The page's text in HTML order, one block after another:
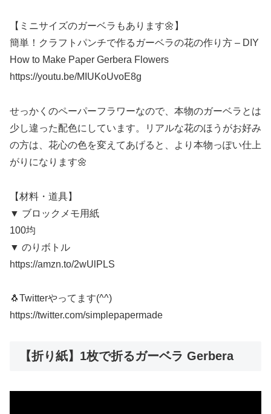
【ミニサイズのガーベラもあります🌼】
簡単！クラフトパンチで作るガーベラの花の作り方 – DIY
How to Make Paper Gerbera Flowers
https://youtu.be/MIUKoUvoE8g
せっかくのペーパーフラワーなので、本物のガーベラとは
少し違った配色にしています。リアルな花のほうがお好み
の方は、花心の色を変えてあげると、より本物っぽい仕上
がりになります🌼
【材料・道具】
▼ ブロックメモ用紙
100均
▼ のりボトル
https://amzn.to/2wUlPLS
🐧Twitterやってます(^^)
https://twitter.com/simplepapermade
【折り紙】1枚で折るガーベラ Gerbera